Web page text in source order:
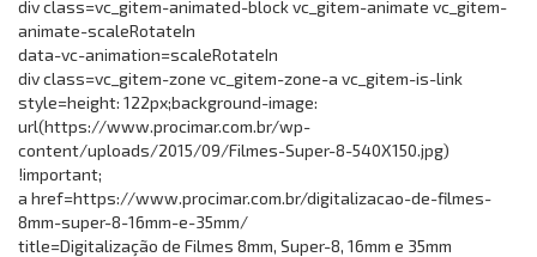
div class=vc_gitem-animated-block vc_gitem-animate vc_gitem-
animate-scaleRotateIn
data-vc-animation=scaleRotateIn
div class=vc_gitem-zone vc_gitem-zone-a vc_gitem-is-link
style=height: 122px;background-image:
url(https://www.procimar.com.br/wp-
content/uploads/2015/09/Filmes-Super-8-540X150.jpg)
!important;
a href=https://www.procimar.com.br/digitalizacao-de-filmes-
8mm-super-8-16mm-e-35mm/
title=Digitalização de Filmes 8mm, Super-8, 16mm e 35mm